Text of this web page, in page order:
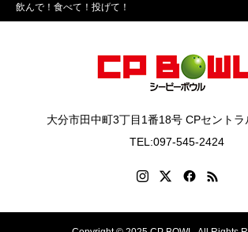
飲んで！食べて！投げて！
大分市田中町3丁目1番18号 CPセントラ
TEL:097-545-2424